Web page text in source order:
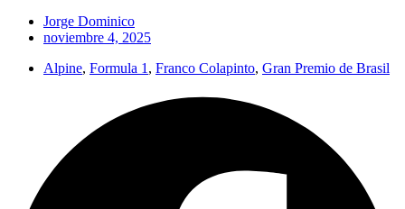
Jorge Dominico
noviembre 4, 2025
Alpine, Formula 1 , Franco Colapinto, Gran Premio de Brasil